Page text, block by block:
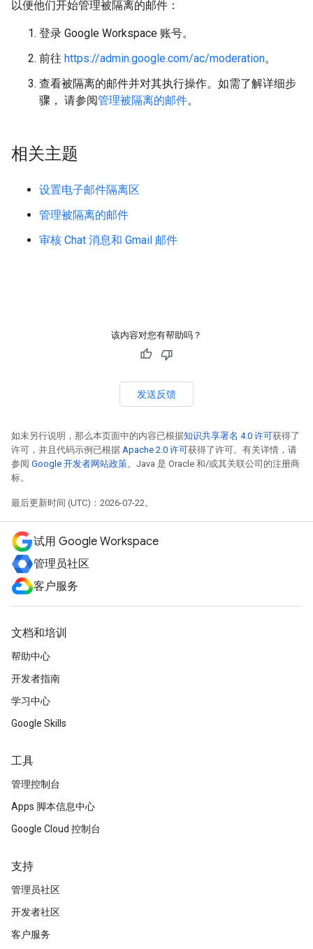
以便他们开始管理被隔离的邮件：
登录 Google Workspace 账号。
前往 https://admin.google.com/ac/moderation。
查看被隔离的邮件并对其执行操作。如需了解详细步
骤， 请参阅管理被隔离的邮件。
相关主题
设置电子邮件隔离区
管理被隔离的邮件
审核 Chat 消息和 Gmail 邮件
该内容对您有帮助吗？
发送反馈
如未另行说明，那么本页面中的内容已根据知识共享署名 4.0 许可获得了
许可，并且代码示例已根据 Apache 2.0 许可获得了许可。有关详情，请
参阅 Google 开发者网站政策。Java 是 Oracle 和/或其关联公司的注册商
标。
最后更新时间 (UTC)：2026-07-22。
试用 Google Workspace
管理员社区
客户服务
文档和培训
帮助中心
开发者指南
学习中心
Google Skills
工具
管理控制台
Apps 脚本信息中心
Google Cloud 控制台
支持
管理员社区
开发者社区
客户服务